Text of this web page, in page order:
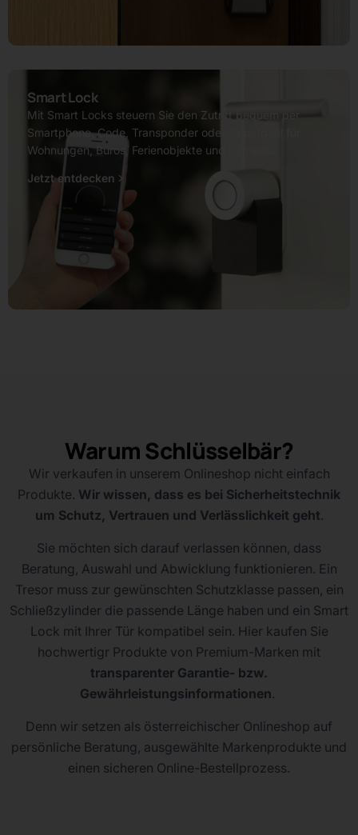
Smart Lock
Mit Smart Locks steuern Sie den Zutritt bequem per
Smartphone, Code, Transponder oder App. Ideal für
Wohnungen, Büros, Ferienobjekte und Betriebe.
Jetzt entdecken
Warum Schlüsselbär?
Wir verkaufen in unserem Onlineshop nicht einfach
Produkte. Wir wissen, dass es bei Sicherheitstechnik
um Schutz, Vertrauen und Verlässlichkeit geht.
Sie möchten sich darauf verlassen können, dass
Beratung, Auswahl und Abwicklung funktionieren. Ein
Tresor muss zur gewünschten Schutzklasse passen, ein
Schließzylinder die passende Länge haben und ein Smart
Lock mit Ihrer Tür kompatibel sein. Hier kaufen Sie
hochwertigr Produkte von Premium-Marken mit
transparenter Garantie- bzw.
Gewährleistungsinformationen.
Denn wir setzen als österreichischer Onlineshop auf
persönliche Beratung, ausgewählte Markenprodukte und
einen sicheren Online-Bestellprozess.